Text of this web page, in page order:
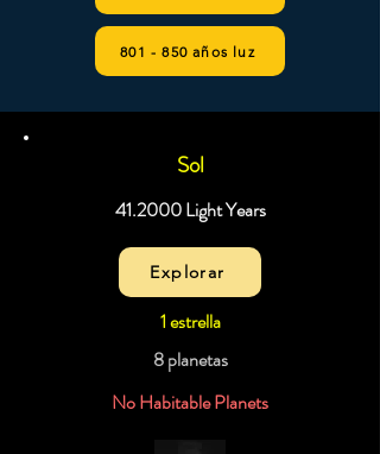
801 - 850 años luz
Sol
41.2000 Light Years
Explorar
1 estrella
8 planetas
No Habitable Planets